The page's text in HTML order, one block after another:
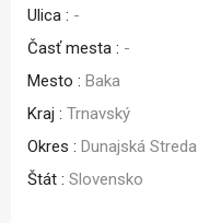
Ulica : -
Časť mesta : -
Mesto : Baka
Kraj : Trnavský
Okres : Dunajská Streda
Štát : Slovensko